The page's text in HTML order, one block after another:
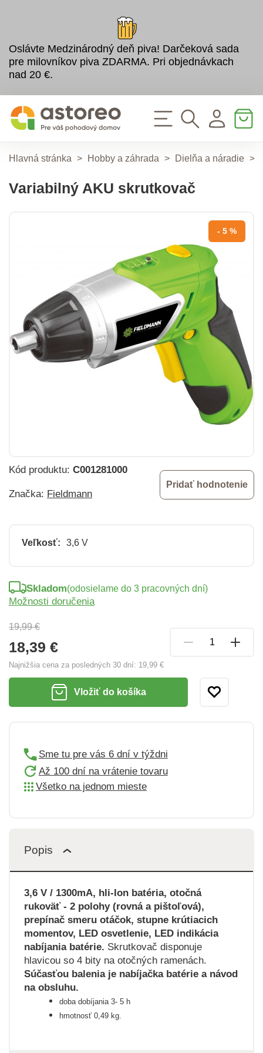
Oslávte Medzinárodný deň piva! Darčeková sada
pre milovníkov piva ZDARMA. Pri objednávkach
nad 20 €.
Hlavná stránka > Hobby a záhrada > Dielňa a náradie >
Variabilný AKU skrutkovač
- 5 %
Kód produktu: C001281000
Značka: Fieldmann
Pridať hodnotenie
Veľkosť: 3,6 V
19,99 €
18,39 €
Najnižšia cena za posledných 30 dní: 19,99 €
Skladom(odosielame do 3 pracovných dní)
Možnosti doručenia
Vložiť do košíka
Sme tu pre vás 6 dní v týždni
Až 100 dní na vrátenie tovaru
Všetko na jednom mieste
Popis
3,6 V / 1300mA, hli-Ion batéria, otočná
rukoväť - 2 polohy (rovná a pištoľová),
prepínač smeru otáčok, stupne krútiacich
momentov, LED osvetlenie, LED indikácia
nabíjania batérie. Skrutkovač disponuje
hlavicou so 4 bity na otočných ramenách.
Súčasťou balenia je nabíjačka batérie a návod
na obsluhu.
doba dobíjania 3- 5 h
hmotnosť 0,49 kg.